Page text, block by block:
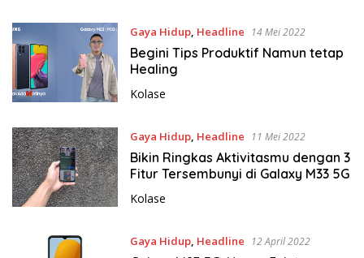
Gaya Hidup, Headline 14 Mei 2022
Begini Tips Produktif Namun tetap
Healing
Kolase
Gaya Hidup, Headline 11 Mei 2022
Bikin Ringkas Aktivitasmu dengan 3
Fitur Tersembunyi di Galaxy M33 5G
Kolase
Gaya Hidup, Headline 12 April 2022